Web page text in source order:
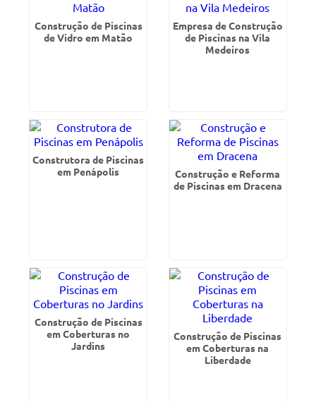
Construção de Piscinas
de Vidro em Matão
Empresa de Construção
de Piscinas na Vila
Medeiros
Construtora de Piscinas
em Penápolis
Construção e Reforma
de Piscinas em Dracena
Construção de Piscinas
em Coberturas no
Jardins
Construção de Piscinas
em Coberturas na
Liberdade